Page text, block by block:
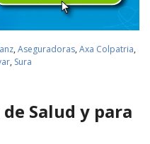
, Aseguradoras, Axa Colpatria,
, Sura
Salud y para